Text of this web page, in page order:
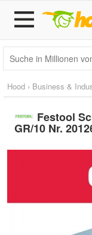
Hood › Business &
Festool
GR/10 Nr.